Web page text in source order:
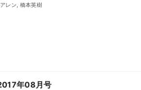
レン, 橋本英樹
年08月号